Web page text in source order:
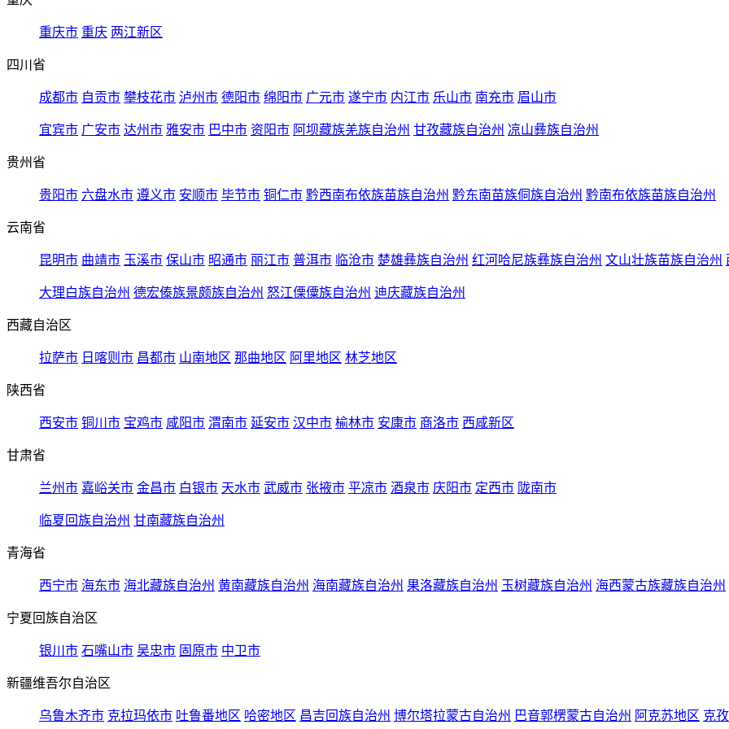
重庆市 重庆 两江新区
四川省
成都市 自贡市 攀枝花市 泸州市 德阳市 绵阳市 广元市 遂宁市 内江市 乐山市 南充市 眉山市
宜宾市 广安市 达州市 雅安市 巴中市 资阳市 阿坝藏族羌族自治州 甘孜藏族自治州 凉山彝族自治州
贵州省
贵阳市 六盘水市 遵义市 安顺市 毕节市 铜仁市 黔西南布依族苗族自治州 黔东南苗族侗族自治州 黔南布依族苗族自治州
云南省
昆明市 曲靖市 玉溪市 保山市 昭通市 丽江市 普洱市 临沧市 楚雄彝族自治州 红河哈尼族彝族自治州 文山壮族苗族自治州
大理白族自治州 德宏傣族景颇族自治州 怒江傈僳族自治州 迪庆藏族自治州
西藏自治区
拉萨市 日喀则市 昌都市 山南地区 那曲地区 阿里地区 林芝地区
陕西省
西安市 铜川市 宝鸡市 咸阳市 渭南市 延安市 汉中市 榆林市 安康市 商洛市 西咸新区
甘肃省
兰州市 嘉峪关市 金昌市 白银市 天水市 武威市 张掖市 平凉市 酒泉市 庆阳市 定西市 陇南市
临夏回族自治州 甘南藏族自治州
青海省
西宁市 海东市 海北藏族自治州 黄南藏族自治州 海南藏族自治州 果洛藏族自治州 玉树藏族自治州 海西蒙古族藏族自治州
宁夏回族自治区
银川市 石嘴山市 吴忠市 固原市 中卫市
新疆维吾尔自治区
乌鲁木齐市 克拉玛依市 吐鲁番地区 哈密地区 昌吉回族自治州 博尔塔拉蒙古自治州 巴音郭楞蒙古自治州 阿克苏地区 克